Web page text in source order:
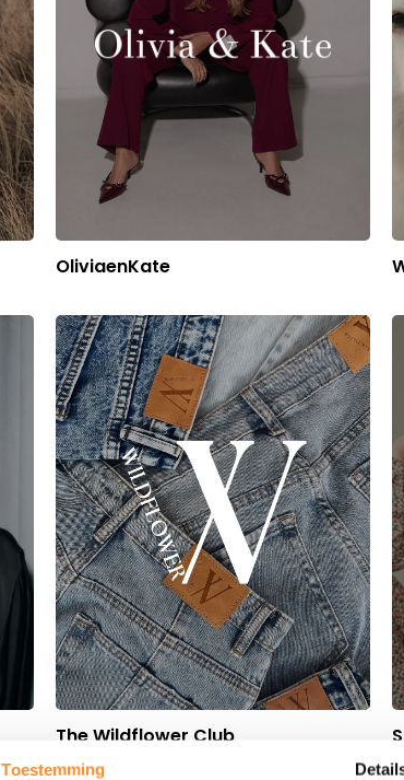
Toestemming
OliviaenKate
The Wildflower Club